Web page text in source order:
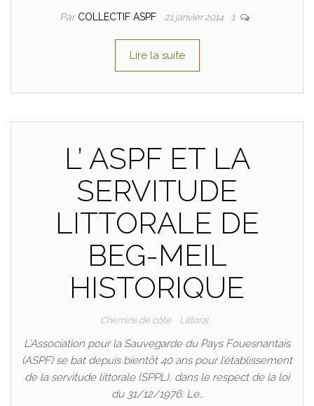
Par COLLECTIF ASPF 21 janvier 2014 1
Lire la suite
L’ ASPF ET LA
SERVITUDE
LITTORALE DE
BEG-MEIL
HISTORIQUE
Chemins de côte Littoral
L’Association pour la Sauvegarde du Pays Fouesnantais
(ASPF) se bat depuis bientôt 40 ans pour l’établissement
de la servitude littorale (SPPL), dans le respect de la loi
du 31/12/1976. Le…